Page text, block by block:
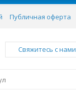
Публичная оферта
Свяжитесь с нами